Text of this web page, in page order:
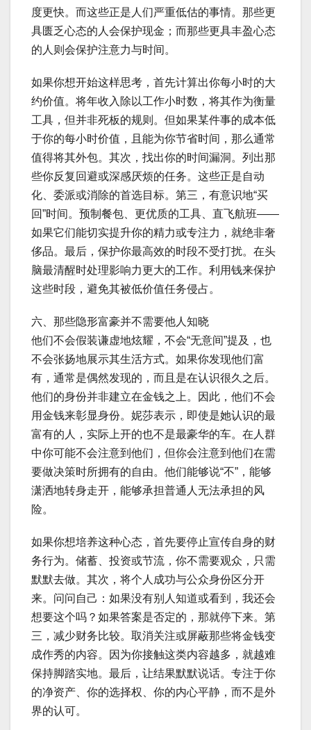
度更快。而这些正是人们严重低估的事情。那些更
具匮乏心态的人会保护现金；而那些更具丰盈心态
的人则会保护注意力与时间。
如果你想开始这样思考，首先计算出你每小时的大
约价值。将年收入除以工作小时数，将其作为衡量
工具，但并非死板的规则。但如果某件事的成本低
于你的每小时价值，且能为你节省时间，那么通常
值得将其外包。其次，找出你的时间漏洞。列出那
些你反复回避或深感厌烦的任务。这些正是自动
化、委派或消除的首选目标。第三，有意识地“买
回”时间。预制餐包、更优质的工具、直飞航班——
如果它们能切实提升你的精力或专注力，就绝非奢
侈品。最后，保护你最高效的时段不受打扰。在头
脑最清醒时处理影响力更大的工作。利用钱来保护
这些时段，避免其被低价值任务侵占。
六、那些隐形富豪并不需要他人知晓
他们不会假装谦虚地炫耀，不会“无意间”提及，也
不会张扬地展示其生活方式。如果你发现他们富
有，通常是偶然发现的，而且是在认识很久之后。
他们的身份并非建立在金钱之上。因此，他们不会
用金钱来彰显身份。妮莎表示，即使是她认识的最
富有的人，实际上开的也不是最豪华的车。在人群
中你可能不会注意到他们，但你会注意到他们在需
要做决策时所拥有的自由。他们能够说“不”，能够
潇洒地转身走开，能够承担普通人无法承担的风
险。
如果你想培养这种心态，首先要停止宣传自身的财
务行为。储蓄、投资或节流，你不需要观众，只需
默默去做。其次，将个人成功与公众身份区分开
来。问问自己：如果没有别人知道或看到，我还会
想要这个吗？如果答案是否定的，那就停下来。第
三，减少财务比较。取消关注或屏蔽那些将金钱变
成作秀的内容。因为你接触这类内容越多，就越难
保持脚踏实地。最后，让结果默默说话。专注于你
的净资产、你的选择权、你的内心平静，而不是外
界的认可。